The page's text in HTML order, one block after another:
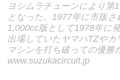
ヨシムラチューンにより第
となった。1977年に市販
1,000cc版として1978年に
出場していたヤマハTZや
マシンを打ち破っての優勝
www.suzukacircuit.jp